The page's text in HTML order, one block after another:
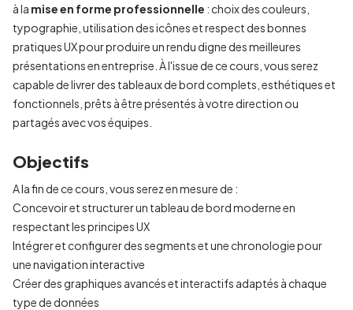
à la mise en forme professionnelle : choix des couleurs,
typographie, utilisation des icônes et respect des bonnes
pratiques UX pour produire un rendu digne des meilleures
présentations en entreprise. À l'issue de ce cours, vous serez
capable de livrer des tableaux de bord complets, esthétiques et
fonctionnels, prêts à être présentés à votre direction ou
partagés avec vos équipes.
Objectifs
A la fin de ce cours, vous serez en mesure de :
Concevoir et structurer un tableau de bord moderne en
respectant les principes UX
Intégrer et configurer des segments et une chronologie pour
une navigation interactive
Créer des graphiques avancés et interactifs adaptés à chaque
type de données